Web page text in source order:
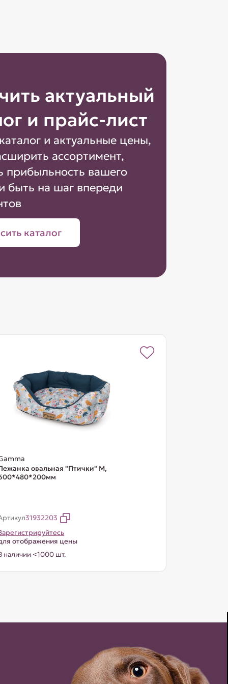
актуальный
и прайс-лист
и актуальные цены,
ассортимент,
прибыльность вашего
быть на шаг впереди
каталог
овальная "Птички" М,
31932203
отображения цены
наличии <1000 шт.